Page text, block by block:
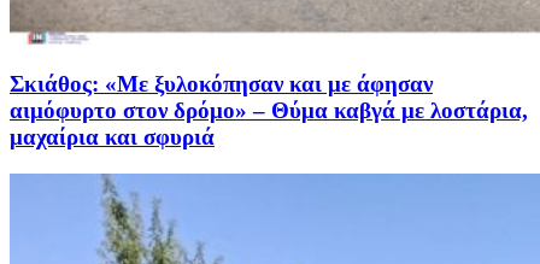
Σκιάθος: «Με ξυλοκόπησαν και με άφησαν
αιμόφυρτο στον δρόμο» – Θύμα καβγά με λοστάρια,
μαχαίρια και σφυριά